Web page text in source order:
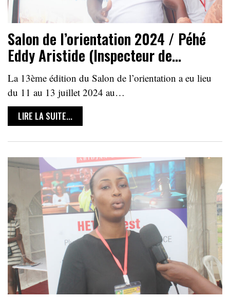
Salon de l’orientation 2024 / Péhé
Eddy Aristide (Inspecteur de…
La 13ème édition du Salon de l’orientation a eu lieu
du 11 au 13 juillet 2024 au…
LIRE LA SUITE...